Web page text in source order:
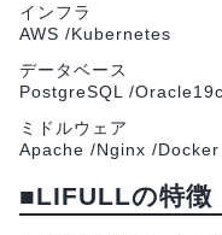
インフラ
AWS /Kubernetes
データベース
PostgreSQL /
ミドルウェア
Apache /Nginx /
■LIFULLの特徴